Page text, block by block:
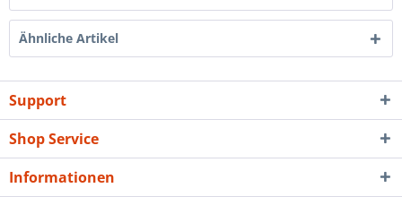
Ähnliche Artikel
Support
Shop Service
Informationen